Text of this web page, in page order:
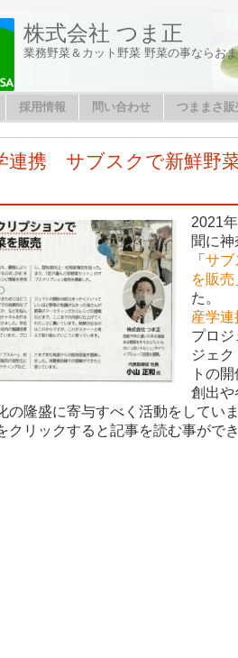
株式会社 つま正
業務野菜＆カット野菜 野菜の事ならお
採用情報 問い合わせ つままさ
連携 サブスクで新鮮野
2021
聞に
「 サブ
を販売
た。
産学連
プロ
ジェ
トの
創出や
の隆盛に寄与すべく活動をしてい
クリックすると記事を読む事がで